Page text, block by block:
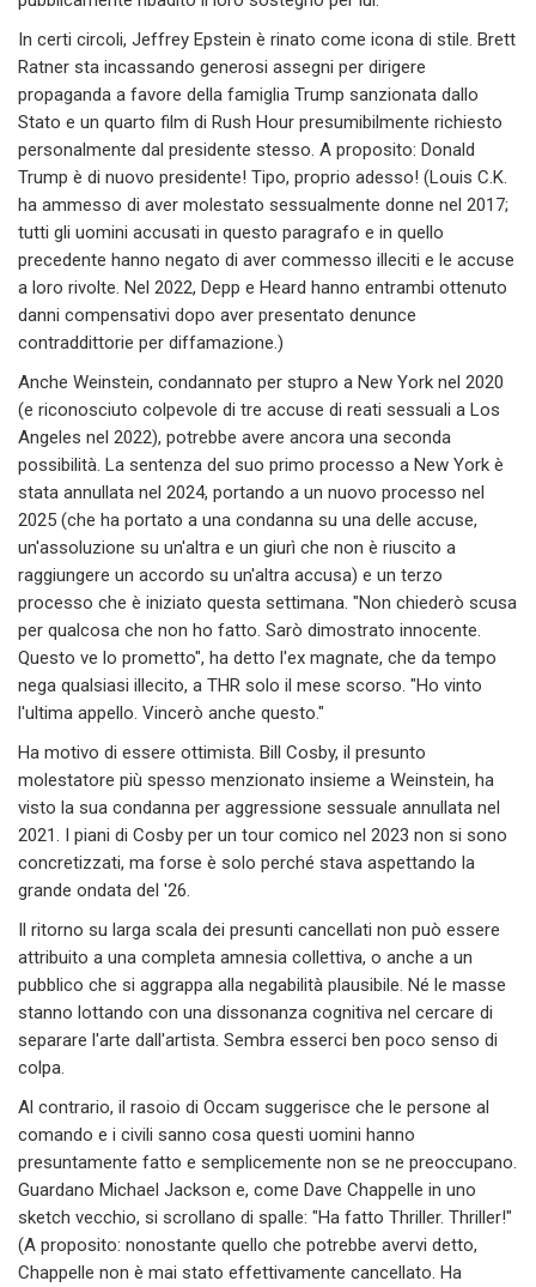
In certi circoli, Jeffrey Epstein è rinato come icona di stile. Brett
Ratner sta incassando generosi assegni per dirigere
propaganda a favore della famiglia Trump sanzionata dallo
Stato e un quarto film di Rush Hour presumibilmente richiesto
personalmente dal presidente stesso. A proposito: Donald
Trump è di nuovo presidente! Tipo, proprio adesso! (Louis C.K.
ha ammesso di aver molestato sessualmente donne nel 2017;
tutti gli uomini accusati in questo paragrafo e in quello
precedente hanno negato di aver commesso illeciti e le accuse
a loro rivolte. Nel 2022, Depp e Heard hanno entrambi ottenuto
danni compensativi dopo aver presentato denunce
contraddittorie per diffamazione.)
Anche Weinstein, condannato per stupro a New York nel 2020
(e riconosciuto colpevole di tre accuse di reati sessuali a Los
Angeles nel 2022), potrebbe avere ancora una seconda
possibilità. La sentenza del suo primo processo a New York è
stata annullata nel 2024, portando a un nuovo processo nel
2025 (che ha portato a una condanna su una delle accuse,
un'assoluzione su un'altra e un giurì che non è riuscito a
raggiungere un accordo su un'altra accusa) e un terzo
processo che è iniziato questa settimana. "Non chiederò scusa
per qualcosa che non ho fatto. Sarò dimostrato innocente.
Questo ve lo prometto", ha detto l'ex magnate, che da tempo
nega qualsiasi illecito, a THR solo il mese scorso. "Ho vinto
l'ultima appello. Vincerò anche questo."
Ha motivo di essere ottimista. Bill Cosby, il presunto
molestatore più spesso menzionato insieme a Weinstein, ha
visto la sua condanna per aggressione sessuale annullata nel
2021. I piani di Cosby per un tour comico nel 2023 non si sono
concretizzati, ma forse è solo perché stava aspettando la
grande ondata del '26.
Il ritorno su larga scala dei presunti cancellati non può essere
attribuito a una completa amnesia collettiva, o anche a un
pubblico che si aggrappa alla negabilità plausibile. Né le masse
stanno lottando con una dissonanza cognitiva nel cercare di
separare l'arte dall'artista. Sembra esserci ben poco senso di
colpa.
Al contrario, il rasoio di Occam suggerisce che le persone al
comando e i civili sanno cosa questi uomini hanno
presuntamente fatto e semplicemente non se ne preoccupano.
Guardano Michael Jackson e, come Dave Chappelle in uno
sketch vecchio, si scrollano di spalle: "Ha fatto Thriller. Thriller!"
(A proposito: nonostante quello che potrebbe avervi detto,
Chappelle non è mai stato effettivamente cancellato. Ha